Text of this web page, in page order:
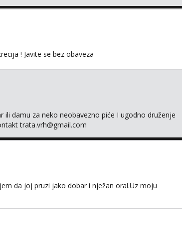
! Javite se bez obaveza
ili damu za neko neobavezno piće I ugodno druženje
trata.vrh@gmail.com
da joj pruzi jako dobar i nježan oral.Uz moju